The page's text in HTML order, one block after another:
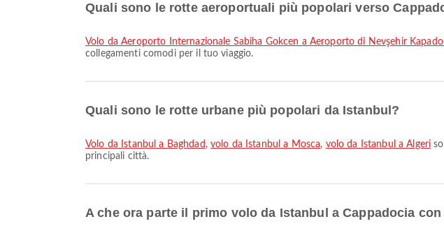
Quali sono le rotte aeroportuali più popolari verso
volo da Aeroporto Internazionale Sabiha Gokcen a Aeroporto di Nevşehir
collegamenti comodi per il tuo viaggio.
Quali sono le rotte urbane più popolari da Istanbul?
volo da Istanbul a Baghdad , volo da Istanbul a Mosca, volo da Istanbul a Algeri
principali città.
A che ora parte il primo volo da Istanbul a Cappadocia con